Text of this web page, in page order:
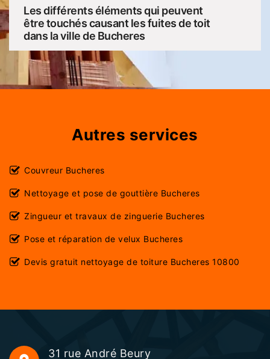
Les différents éléments qui peuvent
être touchés causant les fuites de toit
dans la ville de Bucheres
Autres services
Couvreur Bucheres
Nettoyage et pose de gouttière Bucheres
Zingueur et travaux de zinguerie Bucheres
Pose et réparation de velux Bucheres
Devis gratuit nettoyage de toiture Bucheres 10800
31 rue André Beury